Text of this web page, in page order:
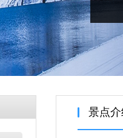
景点